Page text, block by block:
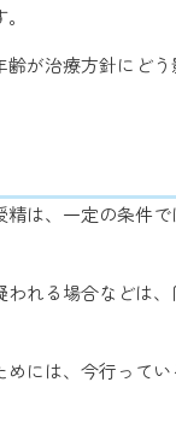
が治療方針にど
は、一定の条件
れる場合などは
には、今行って